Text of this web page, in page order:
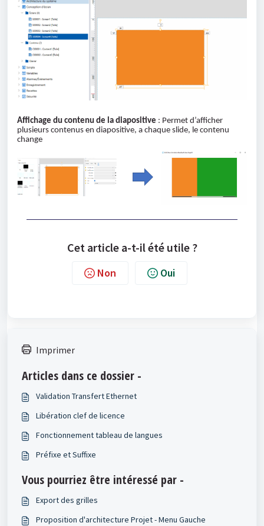
Affichage du contenu de la diapositive : Permet d’afficher
plusieurs contenus en diapositive, a chaque slide, le contenu
change
Cet article a-t-il été utile ?
Non Oui
Imprimer
Articles dans ce dossier -
Validation Transfert Ethernet
Libération clef de licence
Fonctionnement tableau de langues
Préfixe et Suffixe
Vous pourriez être intéressé par -
Export des grilles
Proposition d'architecture Projet - Menu Gauche